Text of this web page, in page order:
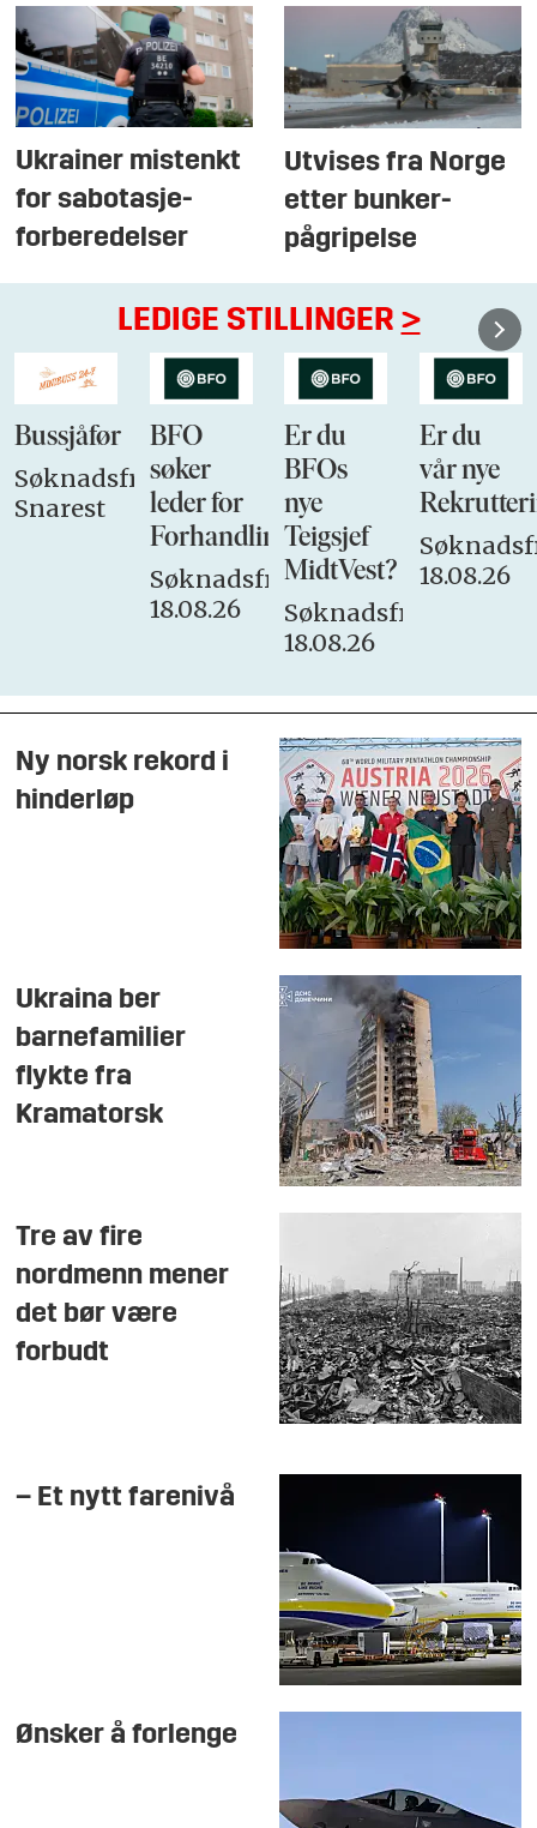
Ukrainer mistenkt
for sabotasje-
forberedelser
Utvises fra Norge
etter bunker-
pågripelse
LEDIGE STILLINGER >
Bussjåfør
Søknadsfrist:
Snarest
BFO
søker
leder for
Forhandlingsutvalget
Søknadsfrist:
18.08.26
Er du
BFOs
nye
Teigsjef
MidtVest?
Søknadsfrist:
18.08.26
Er du
vår nye
18.08.26
Ny norsk rekord i
hinderløp
Ukraina ber
barnefamilier
flykte fra
Kramatorsk
Tre av fire
nordmenn mener
det bør være
forbudt
– Et nytt farenivå
Ønsker å forlenge